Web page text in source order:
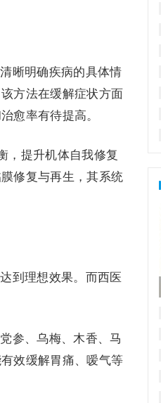
晰明确疾病的具体情
方法在缓解症状方面
愈率有待提高。
，提升机体自我修复
修复与再生，其系统
到理想效果。而西医
参、乌梅、木香、马
效缓解胃痛、嗳气等